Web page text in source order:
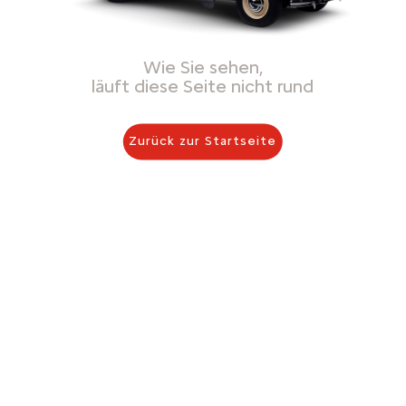
Wie Sie sehen,
läuft diese Seite nicht rund
Zurück zur Startseite